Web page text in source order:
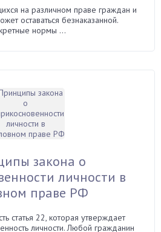
на различном праве граждан и
оставаться безнаказанной.
нормы ...
закона о
личности в
праве РФ
статья 22, которая утверждает
личности. Любой гражданин